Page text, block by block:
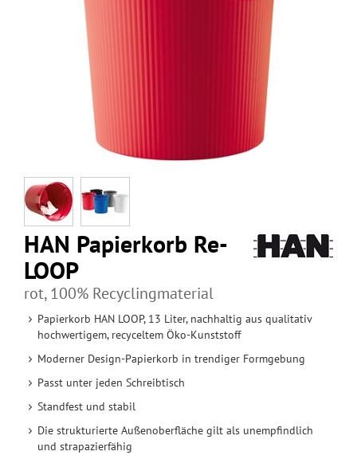
HAN Papierkorb Re-
LOOP
rot, 100% Recyclingmaterial
Papierkorb HAN LOOP, 13 Liter, nachhaltig aus qualitativ
hochwertigem, recyceltem Öko-Kunststoff
Moderner Design-Papierkorb in trendiger Formgebung
Passt unter jeden Schreibtisch
Standfest und stabil
Die strukturierte Außenoberfläche gilt als unempfindlich
und strapazierfähig